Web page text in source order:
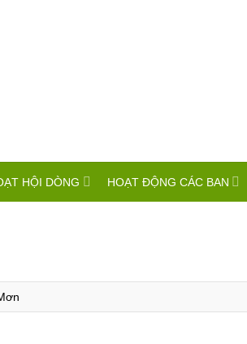
HỘI DÒNG HOẠT ĐỘNG CÁC BAN